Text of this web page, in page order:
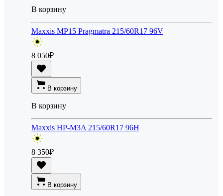
В корзину
Maxxis MP15 Pragmatra 215/60R17 96V
8 050₽
В корзину
В корзину
Maxxis HP-M3A 215/60R17 96H
8 350₽
В корзину